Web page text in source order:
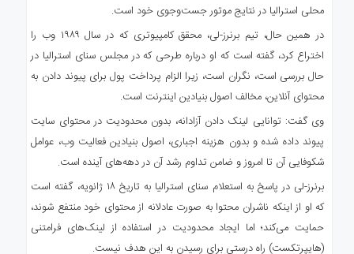
محلی استرالیا در نتایج موتور جست‌وجوی خود است.
در همین حال، تیم‌ برنرز-لی، محقق کامپیوتری که در سال ۱۹۸۹ وب را
اختراع کرد، گفته است که او درباره طرحی که در مجلس سنای استرالیا در
حال بررسی است، نگران است، زیرا الزام پرداخت پول برای پیوند دادن به
محتوای آنلاین، مخالف اصول بنیادین اینترنت است.
وی گفت: توانایی لینک دادن آزادانه، بدون محدودیت در محتوای سایت
پیوند داده شده و بدون هزینه اجباری، اصول بنیادین فعالیت وب، عوامل
شکوفایی آن تا امروز و ضامن تداوم رشد آن در دهه‌های آینده است.
برنرز-لی در پاسخ به استعلام سنای استرالیا به تاریخ ۱۸ ژانویه، گفته است
که او از اینکه ناشران محتوا به صورت عادلانه از محتوای خود منتفع شوند،
حمایت می‌کند؛ اما ایجاد محدودیت در استفاده از لینک‌های فرامتنی
(هایپرتکست) راه درستی برای رسیدن به این هدف نیست.